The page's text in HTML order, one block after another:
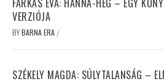
VERZIÓJA
BYBARNA ERA /
SZÉKELY MAGDA: SÚLYTALANSÁG –